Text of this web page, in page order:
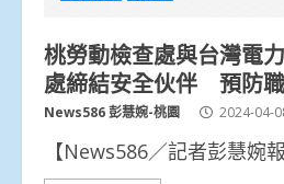
桃勞動檢查處與台灣電
處締結安全伙伴 預防
News586 彭慧婉-桃園 2024-04-
【News586／記者彭慧婉